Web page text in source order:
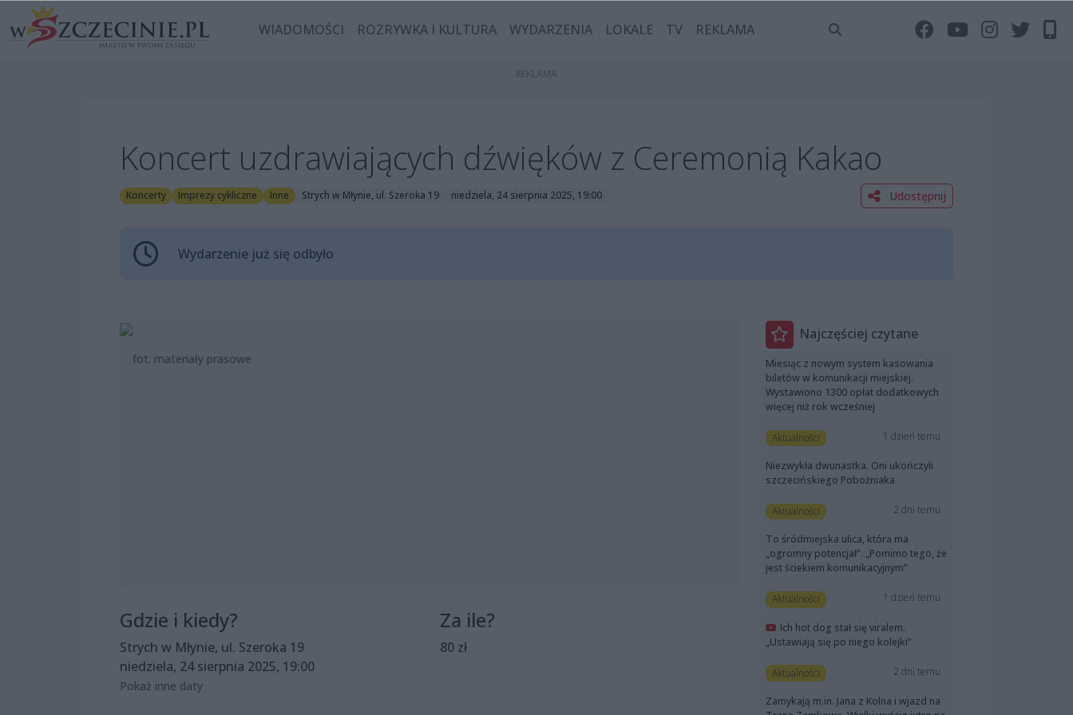
WIADOMOŚCI ROZRYWKA I KULTURA WYDARZENIA LOKALE TV REKLAMA
Koncert uzdrawiających dźwięków z Ceremonią Kakao
Koncerty Imprezy cykliczne Inne Strych w Młynie, ul. Szeroka 19 niedziela, 24 sierpnia 2025, 19:00 Udostępnij
Wydarzenie już się odbyło
fot. materiały prasowe
Gdzie i kiedy?
Strych w Młynie, ul. Szeroka 19
niedziela, 24 sierpnia 2025, 19:00
Za ile?
80 zł
Pokaż inne daty
Najczęściej czytane
Miesiąc z nowym system kasowania
biletów w komunikacji miejskiej.
Wystawiono 1300 opłat dodatkowych
więcej niż rok wcześniej
Aktualności 1 dzień temu
Niezwykła dwunastka. Oni ukończyli
szczecińskiego Pobożniaka
Aktualności 2 dni temu
To śródmiejska ulica, która ma
„ogromny potencjał”. „Pomimo tego, że
jest ściekiem komunikacyjnym”
Aktualności 1 dzień temu
Ich hot dog stał się viralem.
„Ustawiają się po niego kolejki”
Aktualności 2 dni temu
Zamykają m.in. Jana z Kolna i wjazd na